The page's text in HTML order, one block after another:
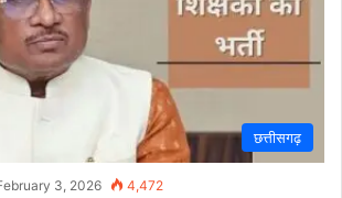
छत्तीसगढ़
3, 2026 4,472